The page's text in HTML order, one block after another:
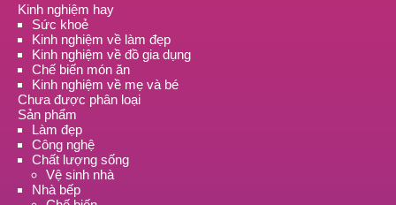
Kinh nghiệm hay
Sức khoẻ
Kinh nghiệm về làm đẹp
Kinh nghiệm về đồ gia dụng
Chế biến món ăn
Kinh nghiệm về mẹ và bé
Chưa được phân loại
Sản phẩm
Làm đẹp
Công nghệ
Chất lượng sống
Vệ sinh nhà
Nhà bếp